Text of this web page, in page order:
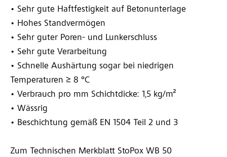
• Sehr gute Haftfestigkeit auf Betonunterlage
• Hohes Standvermögen
• Sehr guter Poren- und Lunkerschluss
• Sehr gute Verarbeitung
• Schnelle Aushärtung sogar bei niedrigen
Temperaturen ≥ 8 °C
• Verbrauch pro mm Schichtdicke: 1,5 kg/m²
• Wässrig
• Beschichtung gemäß EN 1504 Teil 2 und 3
Zum Technischen Merkblatt StoPox WB 50